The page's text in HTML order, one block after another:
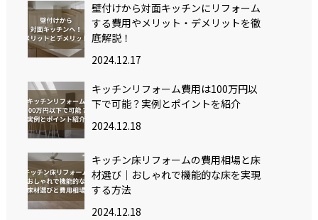
壁付けから対面キッチンにリフォーム
する費用やメリット・デメリットを徹
底解説！
2024.12.17
キッチンリフォーム費用は100万円以
下で可能？実例とポイントを紹介
2024.12.18
キッチン床リフォームの費用相場と床
材選び｜おしゃれで機能的な床を実現
する方法
2024.12.18